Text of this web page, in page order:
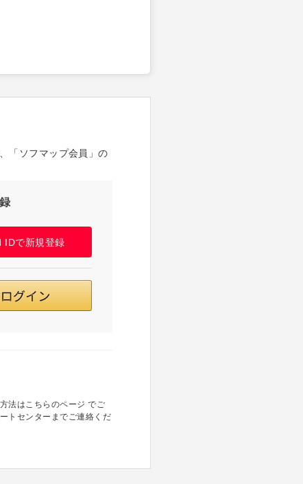
「ソフマップ会員」の
IDで新規登録
法はこちらのページ でご
トセンターまでご連絡くだ